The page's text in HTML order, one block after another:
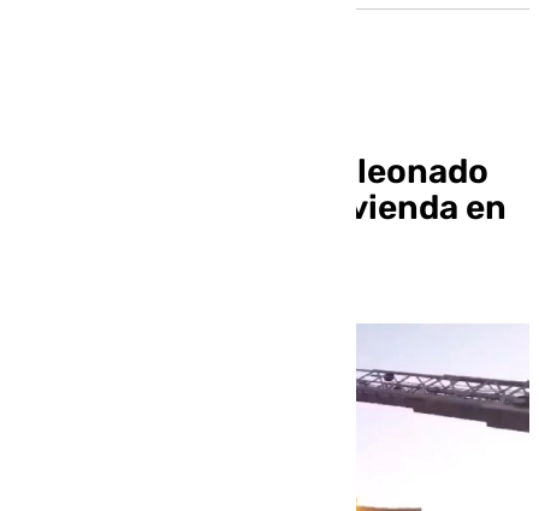
Rescatan a un buitre leonado
en el tejado de una vivienda en